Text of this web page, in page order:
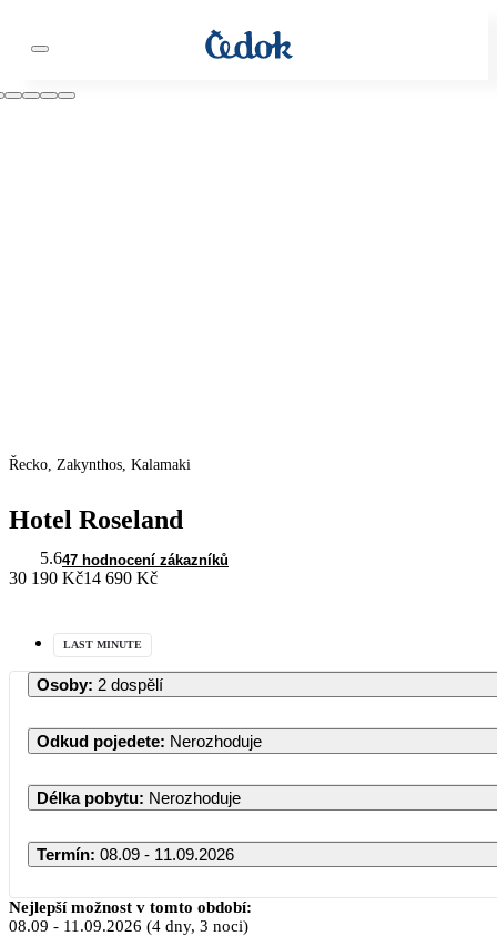
Řecko, Zakynthos, Kalamaki
Hotel Roseland
5.647 hodnocení zákazníků
30 190 Kč14 690 Kč
LAST MINUTE
Osoby: 2 dospělí
Odkud pojedete: Nerozhoduje
Délka pobytu: Nerozhoduje
Termín: 08.09 - 11.09.2026
Nejlepší možnost v tomto období:
08.09 - 11.09.2026 (4 dny, 3 noci)